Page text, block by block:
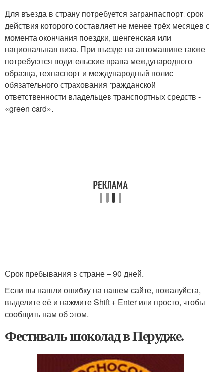
Для въезда в страну потребуется загранпаспорт, срок
действия которого составляет не менее трёх месяцев с
момента окончания поездки, шенгенская или
национальная виза. При въезде на автомашине также
потребуются водительские права международного
образца, техпаспорт и международный полис
обязательного страхования гражданской
ответственности владельцев транспортных средств -
«green card».
Срок пребывания в стране – 90 дней.
Если вы нашли ошибку на нашем сайте, пожалуйста,
выделите её и нажмите Shift + Enter или просто, чтобы
сообщить нам об этом.
Фестиваль шоколад в Перудже.